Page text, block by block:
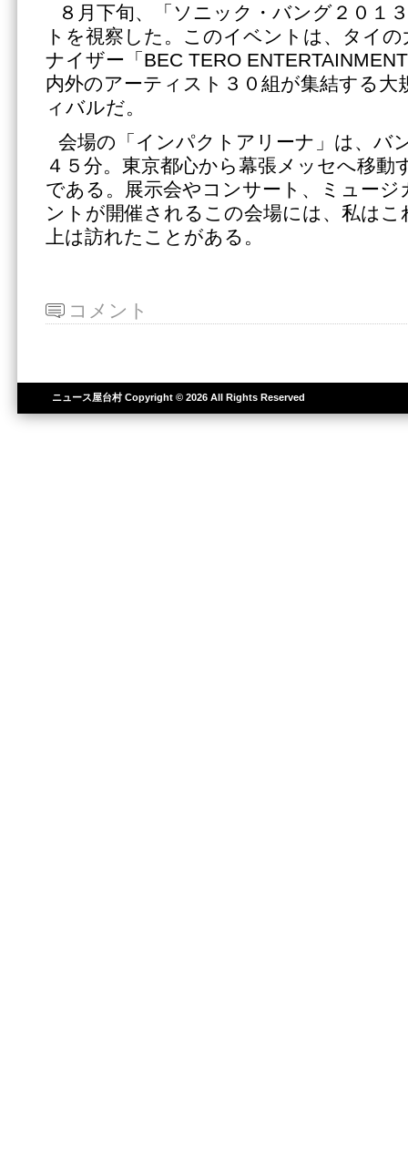
８月下旬、「ソニック・バング２０１
トを視察した。このイベントは、タイ
ナイザー「BEC TERO
内外のアーティスト３０組が集結する大
ィバルだ。
会場の「インパクトアリーナ」は、バ
４５分。東京都心から幕張メッセへ移動
である。展示会やコンサート、ミュー
ントが開催されるこの会場には、私はこ
上は訪れたことがある。
コメント
ニュース屋台村Copyright © 2026 All Rights Reserved